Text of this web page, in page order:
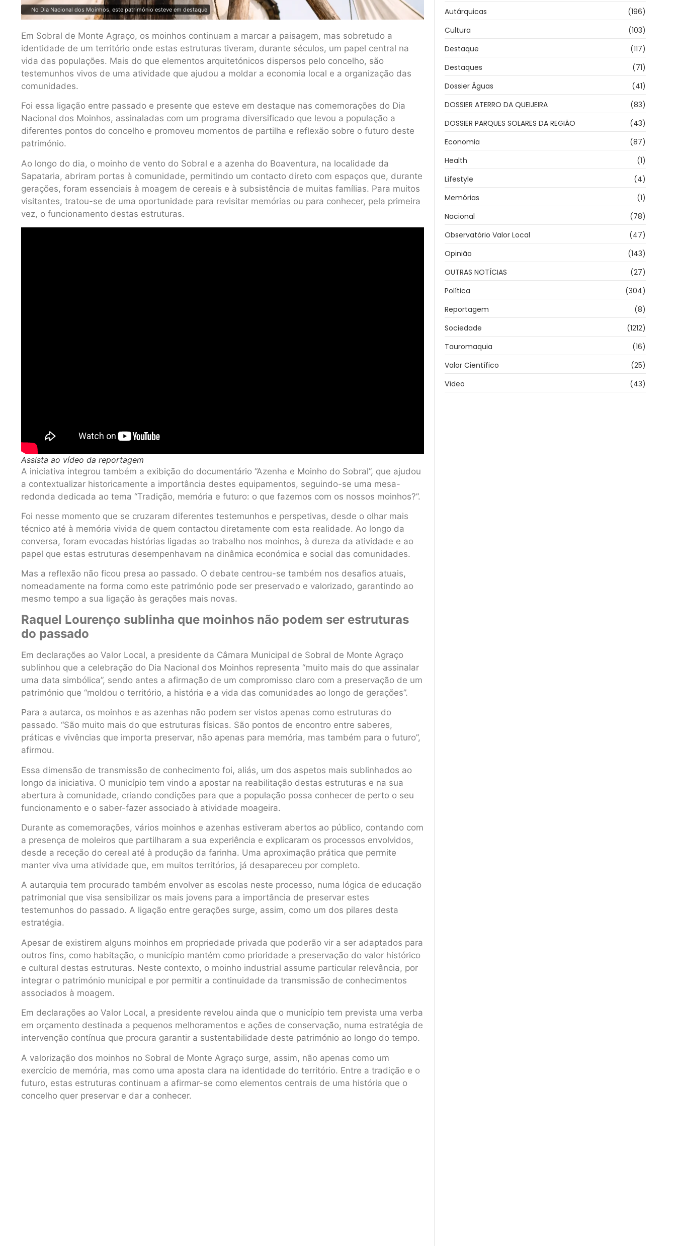
No Dia Nacional dos Moinhos, este património esteve em destaque
Em Sobral de Monte Agraço, os moinhos continuam a marcar a paisagem, mas sobretudo a
identidade de um território onde estas estruturas tiveram, durante séculos, um papel central na
vida das populações. Mais do que elementos arquitetónicos dispersos pelo concelho, são
testemunhos vivos de uma atividade que ajudou a moldar a economia local e a organização das
comunidades.
Foi essa ligação entre passado e presente que esteve em destaque nas comemorações do Dia
Nacional dos Moinhos, assinaladas com um programa diversificado que levou a população a
diferentes pontos do concelho e promoveu momentos de partilha e reflexão sobre o futuro deste
património.
Ao longo do dia, o moinho de vento do Sobral e a azenha do Boaventura, na localidade da
Sapataria, abriram portas à comunidade, permitindo um contacto direto com espaços que, durante
gerações, foram essenciais à moagem de cereais e à subsistência de muitas famílias. Para muitos
visitantes, tratou-se de uma oportunidade para revisitar memórias ou para conhecer, pela primeira
vez, o funcionamento destas estruturas.
Assista ao vídeo da reportagem
A iniciativa integrou também a exibição do documentário “Azenha e Moinho do Sobral”, que ajudou
a contextualizar historicamente a importância destes equipamentos, seguindo-se uma mesa-
redonda dedicada ao tema “Tradição, memória e futuro: o que fazemos com os nossos moinhos?”.
Foi nesse momento que se cruzaram diferentes testemunhos e perspetivas, desde o olhar mais
técnico até à memória vivida de quem contactou diretamente com esta realidade. Ao longo da
conversa, foram evocadas histórias ligadas ao trabalho nos moinhos, à dureza da atividade e ao
papel que estas estruturas desempenhavam na dinâmica económica e social das comunidades.
Mas a reflexão não ficou presa ao passado. O debate centrou-se também nos desafios atuais,
nomeadamente na forma como este património pode ser preservado e valorizado, garantindo ao
mesmo tempo a sua ligação às gerações mais novas.
Raquel Lourenço sublinha que moinhos não podem ser estruturas
do passado
Em declarações ao Valor Local, a presidente da Câmara Municipal de Sobral de Monte Agraço
sublinhou que a celebração do Dia Nacional dos Moinhos representa “muito mais do que assinalar
uma data simbólica”, sendo antes a afirmação de um compromisso claro com a preservação de um
património que “moldou o território, a história e a vida das comunidades ao longo de gerações”.
Para a autarca, os moinhos e as azenhas não podem ser vistos apenas como estruturas do
passado. “São muito mais do que estruturas físicas. São pontos de encontro entre saberes,
práticas e vivências que importa preservar, não apenas para memória, mas também para o futuro”,
afirmou.
Essa dimensão de transmissão de conhecimento foi, aliás, um dos aspetos mais sublinhados ao
longo da iniciativa. O município tem vindo a apostar na reabilitação destas estruturas e na sua
abertura à comunidade, criando condições para que a população possa conhecer de perto o seu
funcionamento e o saber-fazer associado à atividade moageira.
Durante as comemorações, vários moinhos e azenhas estiveram abertos ao público, contando com
a presença de moleiros que partilharam a sua experiência e explicaram os processos envolvidos,
desde a receção do cereal até à produção da farinha. Uma aproximação prática que permite
manter viva uma atividade que, em muitos territórios, já desapareceu por completo.
A autarquia tem procurado também envolver as escolas neste processo, numa lógica de educação
patrimonial que visa sensibilizar os mais jovens para a importância de preservar estes
testemunhos do passado. A ligação entre gerações surge, assim, como um dos pilares desta
estratégia.
Apesar de existirem alguns moinhos em propriedade privada que poderão vir a ser adaptados para
outros fins, como habitação, o município mantém como prioridade a preservação do valor histórico
e cultural destas estruturas. Neste contexto, o moinho industrial assume particular relevância, por
integrar o património municipal e por permitir a continuidade da transmissão de conhecimentos
associados à moagem.
Em declarações ao Valor Local, a presidente revelou ainda que o município tem prevista uma verba
em orçamento destinada a pequenos melhoramentos e ações de conservação, numa estratégia de
intervenção contínua que procura garantir a sustentabilidade deste património ao longo do tempo.
A valorização dos moinhos no Sobral de Monte Agraço surge, assim, não apenas como um
exercício de memória, mas como uma aposta clara na identidade do território. Entre a tradição e o
futuro, estas estruturas continuam a afirmar-se como elementos centrais de uma história que o
concelho quer preservar e dar a conhecer.
Autárquicas
(196)
Cultura
(103)
Destaque
(117)
Destaques
(71)
Dossier Águas
(41)
DOSSIER ATERRO DA QUEIJEIRA
(83)
DOSSIER PARQUES SOLARES DA REGIÃO
(43)
Economia
(87)
Health
(1)
Lifestyle
(4)
Memórias
(1)
Nacional
(78)
Observatório Valor Local
(47)
Opinião
(143)
OUTRAS NOTÍCIAS
(27)
Política
(304)
Reportagem
(8)
Sociedade
(1212)
Tauromaquia
(16)
Valor Científico
(25)
Vídeo
(43)